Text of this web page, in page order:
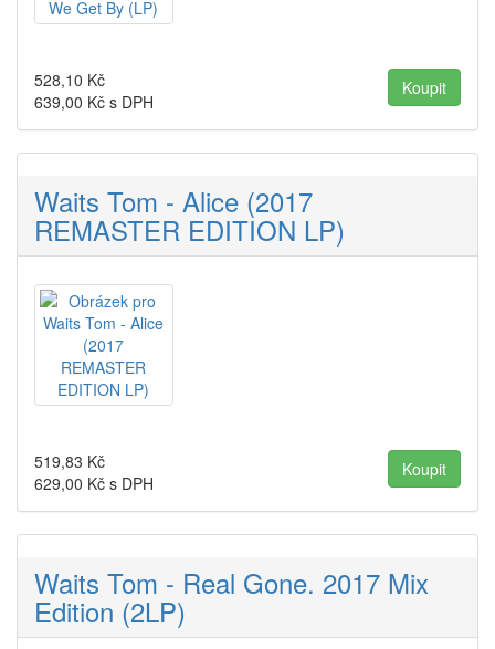
528,10 Kč
639,00 Kč s DPH
Waits Tom - Alice (2017
REMASTER EDITION LP)
519,83 Kč
629,00 Kč s DPH
Waits Tom - Real Gone. 2017 Mix
Edition (2LP)